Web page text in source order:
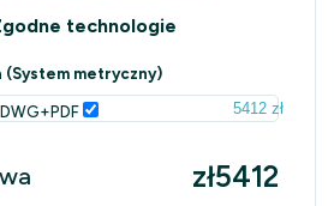
technologie
(System metryczny)
5412 zł
zł5412